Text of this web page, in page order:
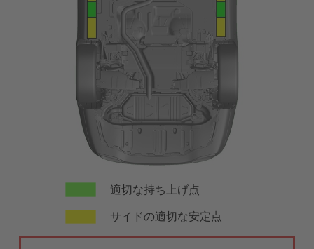
適切な持ち上げ点
サイドの適切な安定点